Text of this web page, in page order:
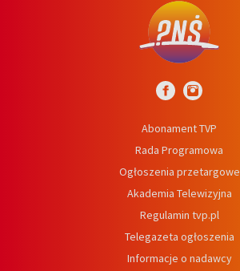
Abonament TVP
Rada Programowa
Ogłoszenia przetargowe
Akademia Telewizyjna
Regulamin tvp.pl
Telegazeta ogłoszenia
Informacje o nadawcy